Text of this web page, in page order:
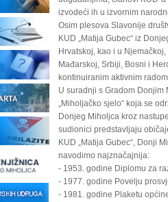
izvodeći ih u izvornim
Osim plesova Slavonije
KUD „Matija Gubec“ iz
Hrvatskoj, kao i u
Mađarskoj, Srbiji, Bosni i
kontinuiranim aktivnim
U suradnji s Gradom Donjim
„Miholjačko sjelo“ koja se
Donjeg Miholjca kroz
sudionici predstavljaju
KUD „Matija Gubec“, Donji
navodimo najznačajnija:
- 1953. godine Diplomu za
- 1977. godine Povelju
- 1981. godine Plaketu